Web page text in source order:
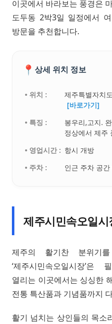
이곳에서 바라보는 풍경은
도두동 2박3일 일정에서
방문을 추천합니다.
📍 상세 위치 정보
• 위치 :
제주특별자치
[바로가기]
• 특징 :
봉우리,고지.
정상에서 제주
• 영업시간 : 항시 개방
• 주차 :
인근 주차 공간
제주시민속오일시
제주의 활기찬 분위기
‘제주시민속오일시장’
열리는 이곳에서는 싱싱한
전통 특산품과 기념품까지
활기 넘치는 상인들의 목소